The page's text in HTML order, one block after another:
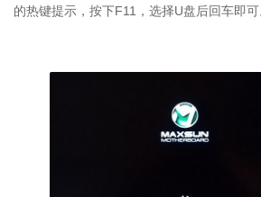
的热键提示，按下F11 ，选择U盘后回车即可